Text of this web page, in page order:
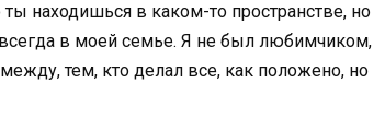
находишься в каком-то пространстве, но
в моей семье. Я не был любимчиком,
тем, кто делал все, как положено, но